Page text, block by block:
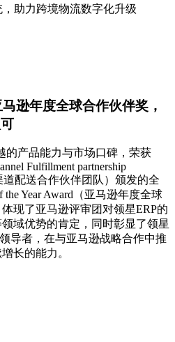
助力跨境物流数字化升级
逊年度全球合作伙伴奖，
的产品能力与市场口碑，荣获
Fulfillment partnership
道配送合作伙伴团队）颁发的全
the Year Award（亚马逊年度全球
现了亚马逊评审团对领星ERP的
域优势的肯定，同时彰显了领星
导者，在与亚马逊战略合作中推
长的能力。